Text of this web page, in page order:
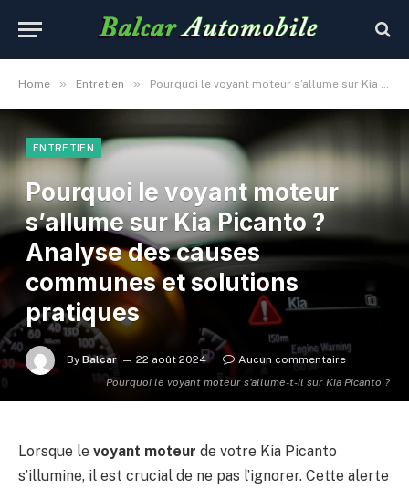
Home » Entretien » Pourquoi le voyant moteur s’allume sur Kia Picanto ? Analyse des causes communes et solutions pratiques
Pourquoi le voyant moteur s'allume-t-il sur Kia Picanto ?
ENTRETIEN
Pourquoi le voyant moteur
s’allume sur Kia Picanto ?
Analyse des causes
communes et solutions
pratiques
By Balcar 22 août 2024 Aucun commentaire
Lorsque le voyant moteur de votre Kia Picanto
s’illumine, il est crucial de ne pas l’ignorer. Cette alerte